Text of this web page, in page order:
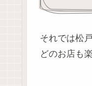
それでは松
どのお店も